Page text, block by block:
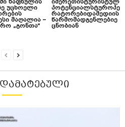
ზაფხულის
უცხოელი
მაღალია –
„გონთა“
იმერეთისტურისტულ
პოტენციალსტუროპე
რატორებიდამედიის
წარმომადგენლებიე
ცნობიან